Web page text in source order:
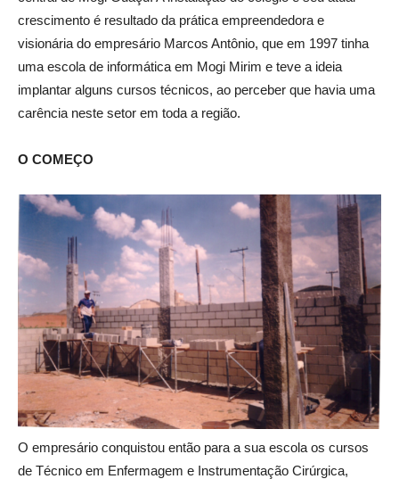
crescimento é resultado da prática empreendedora e
visionária do empresário Marcos Antônio, que em 1997 tinha
uma escola de informática em Mogi Mirim e teve a ideia
implantar alguns cursos técnicos, ao perceber que havia uma
carência neste setor em toda a região.
O COMEÇO
O empresário conquistou então para a sua escola os cursos
de Técnico em Enfermagem e Instrumentação Cirúrgica,